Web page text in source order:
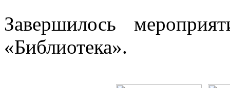
Завершилось
«Библиотека».